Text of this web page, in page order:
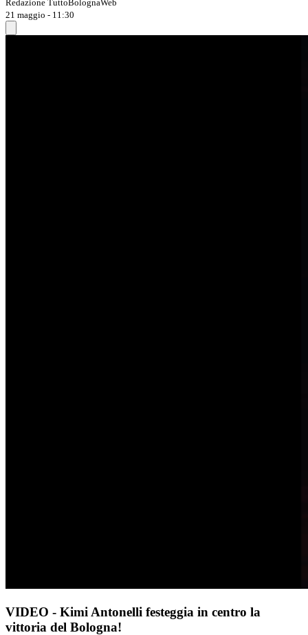
Redazione TuttoBolognaWeb
21 maggio - 11:30
VIDEO - Kimi Antonelli festeggia in centro la
vittoria del Bologna!